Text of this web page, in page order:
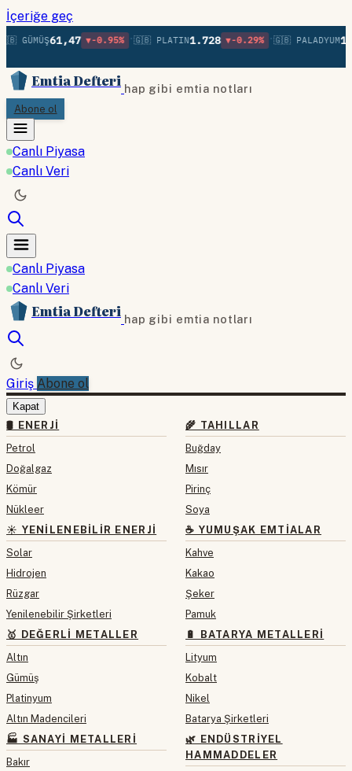
İçeriğe geç
GÜMÜŞ61,47 ▼-0.95% • 🇬🇧 PLATIN1.728 ▼-0.29% • 🇬🇧 PALADYUM
Emtia Defteri hap gibi emtia notları
Abone ol
Canlı Piyasa
Canlı Veri
Canlı Piyasa
Canlı Veri
Emtia Defteri hap gibi emtia notları
Giriş Abone ol
Kapat
🛢 ENERJI
Petrol
Doğalgaz
Kömür
Nükleer
☀️ YENILENEBILIR ENERJI
Solar
Hidrojen
Rüzgar
Yenilenebilir Şirketleri
🥇 DEĞERLI METALLER
Altın
Gümüş
Platinyum
Altın Madencileri
🏭 SANAYI METALLERI
Bakır
🌾 TAHILLAR
Buğday
Mısır
Pirinç
Soya
☕ YUMUŞAK EMTIALAR
Kahve
Kakao
Şeker
Pamuk
🔋 BATARYA METALLERI
Lityum
Kobalt
Nikel
Batarya Şirketleri
🌿 ENDÜSTRIYEL
HAMMADDELER